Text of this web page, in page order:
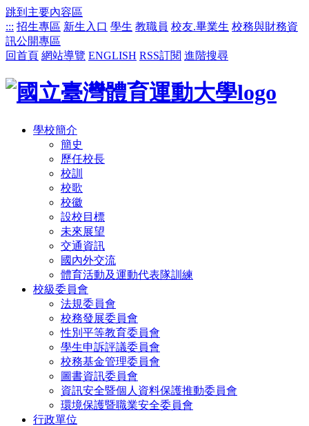
跳到主要內容區
::: 招生專區 新生入口 學生 教職員 校友.畢業生 校務與財務資
訊公開專區
回首頁 網站導覽 ENGLISH RSS訂閱 進階搜尋
學校簡介
簡史
歷任校長
校訓
校歌
校徽
設校目標
未來展望
交通資訊
國內外交流
體育活動及運動代表隊訓練
校級委員會
法規委員會
校務發展委員會
性別平等教育委員會
學生申訴評議委員會
校務基金管理委員會
圖書資訊委員會
資訊安全暨個人資料保護推動委員會
環境保護暨職業安全委員會
行政單位